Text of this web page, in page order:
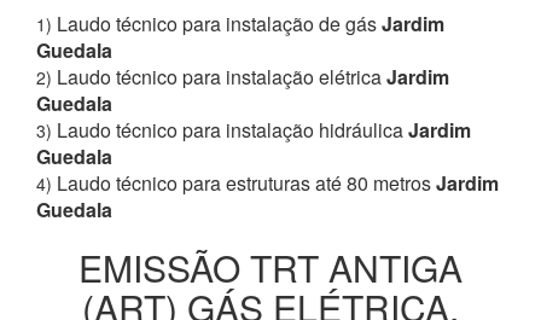
1) Laudo técnico para instalação de gásJardim
Guedala
2) Laudo técnico para instalação elétricaJardim
Guedala
3) Laudo técnico para instalação hidráulicaJardim
Guedala
4) Laudo técnico para estruturas até 80 metrosJardim
Guedala
EMISSÃO TRT ANTIGA
(ART) GÁS ELÉTRICA,